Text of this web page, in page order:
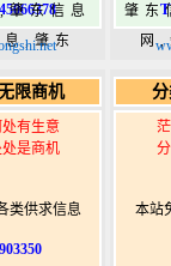
肇东信息
,肇东
肇东
网
港
限商机
有生意
是商机
类供求信息 本站